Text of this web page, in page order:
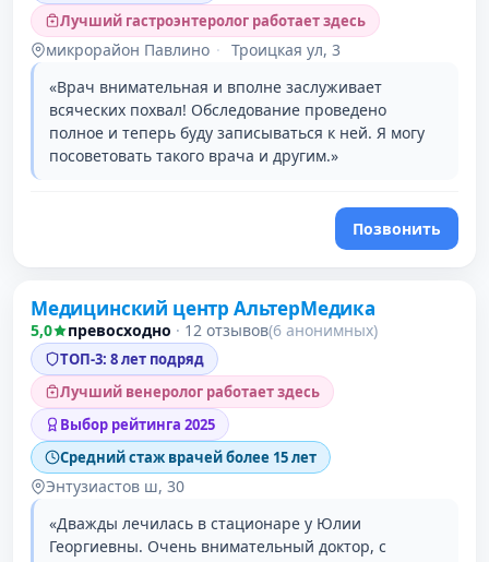
Лучший гастроэнтеролог работает здесь
микрорайон Павлино · Троицкая ул, 3
«Врач внимательная и вполне заслуживает
всяческих похвал! Обследование проведено
полное и теперь буду записываться к ней. Я могу
посоветовать такого врача и другим.»
Позвонить
3 место в рейтинге
Медицинский центр АльтерМедика
5,0 превосходно · 12 отзывов(6 анонимных)
ТОП-3: 8 лет подряд
Лучший венеролог работает здесь
Выбор рейтинга 2025
Средний стаж врачей более 15 лет
Энтузиастов ш, 30
«Дважды лечилась в стационаре у Юлии
Георгиевны. Очень внимательный доктор, с